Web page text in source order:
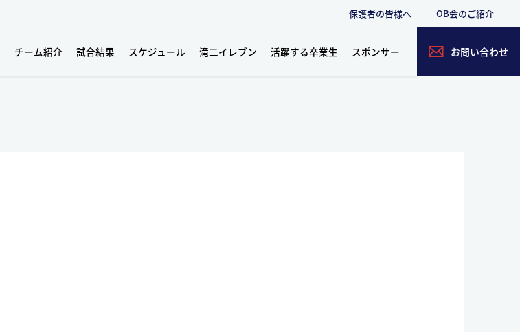
保護者の皆様へ OB会のご紹介
チーム紹介 試合結果 スケジュール 滝二イレブン 活躍する卒業生 スポンサー お問い合わせ